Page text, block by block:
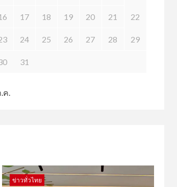
17 18 19 20 21 22
24 25 26 27 28 29
31
.ค.
ข่าวทั่วไทย